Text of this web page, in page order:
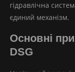
гідравлічна
єдиний механізм.
Основні
DSG